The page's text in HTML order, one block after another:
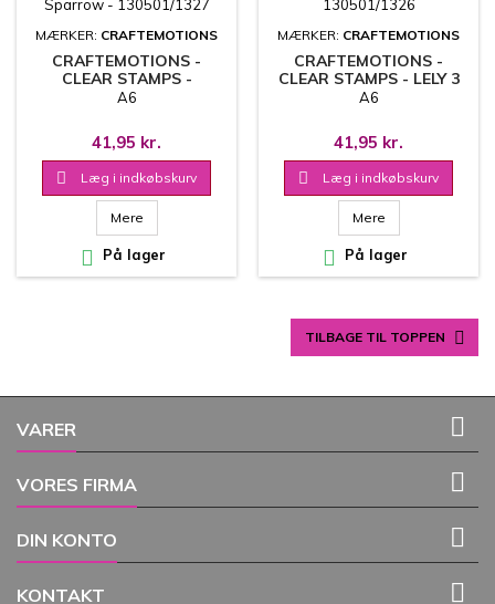
MÆRKER: CRAFTEMOTIONS
CRAFTEMOTIONS -
CLEAR STAMPS -
GARDEN BIRDS
A6
41,95 kr.
 Læg i indkøbskurv
Mere
 På lager
MÆRKER: CRAFTEMOTIONS
CRAFTEMOTIONS -
CLEAR STAMPS - LELY 3
BRANCHES - 130501/1326
A6
41,95 kr.
 Læg i indkøbskurv
Mere
 På lager
TILBAGE TIL TOPPEN 
VARER 
VORES FIRMA 
DIN KONTO 
KONTAKT 